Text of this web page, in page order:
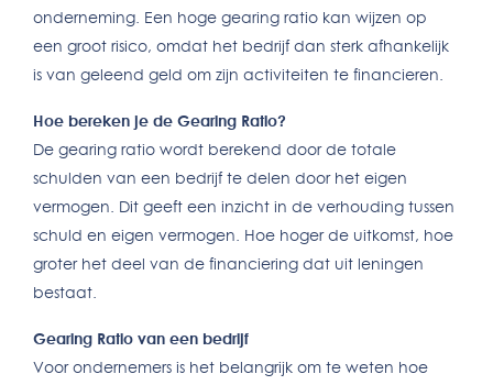
onderneming. Een hoge gearing ratio kan wijzen op
een groot risico, omdat het bedrijf dan sterk afhankelijk
is van geleend geld om zijn activiteiten te financieren.
Hoe bereken je de Gearing Ratio?
De gearing ratio wordt berekend door de totale
schulden van een bedrijf te delen door het eigen
vermogen. Dit geeft een inzicht in de verhouding tussen
schuld en eigen vermogen. Hoe hoger de uitkomst, hoe
groter het deel van de financiering dat uit leningen
bestaat.
Gearing Ratio van een bedrijf
Voor ondernemers is het belangrijk om te weten hoe